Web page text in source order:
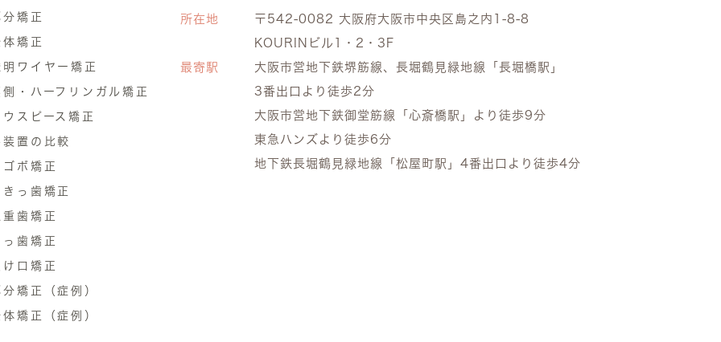
分矯正
体矯正
明ワイヤー矯正
側・ハーフリンガル矯正
ウスピース矯正
装置の比較
ゴボ矯正
きっ歯矯正
重歯矯正
っ歯矯正
け口矯正
分矯正（症例）
体矯正（症例）
所在地 〒542-0082 大阪府大阪市中央区島之内1-8-8
KOURINビル1・2・3F
最寄駅
大阪市営地下鉄堺筋線、長堀鶴見緑地線「長堀橋駅」
3番出口より徒歩2分
大阪市営地下鉄御堂筋線「心斎橋駅」より徒歩9分
東急ハンズより徒歩6分
地下鉄長堀鶴見緑地線「松屋町駅」4番出口より徒歩4分